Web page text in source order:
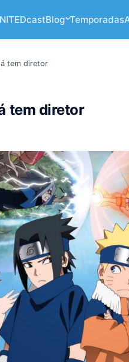
Blog Temporadas
tem diretor
tem diretor